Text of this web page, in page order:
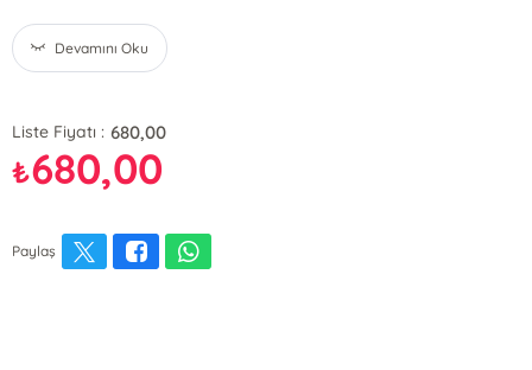
Devamını Oku
Liste Fiyatı : 680,00
₺680,00
Paylaş